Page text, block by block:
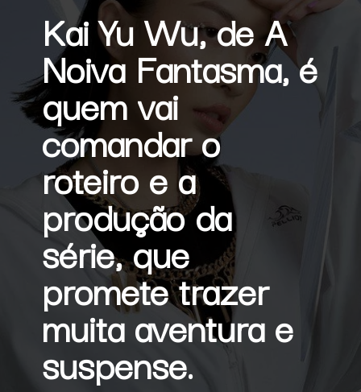
Kai Yu Wu, de A
Noiva Fantasma, é
quem vai
comandar o
roteiro e a
produção da
série, que
promete trazer
muita aventura e
suspense.